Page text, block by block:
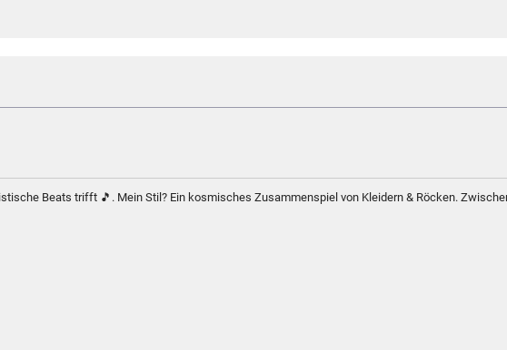
Beats trifft 🎵. Mein Stil? Ein kosmisches Zusammenspiel von Kleidern & Röcken.